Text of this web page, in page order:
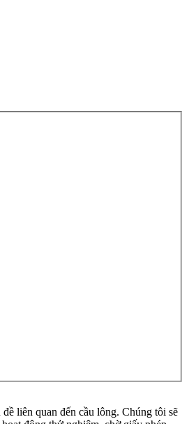
liên quan đến cầu lông. Chúng tôi sẽ